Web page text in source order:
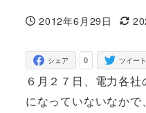
投稿日
2012年6月29日
更新
0
シェア ツイート
６月２７日、電力各
になっていないなか